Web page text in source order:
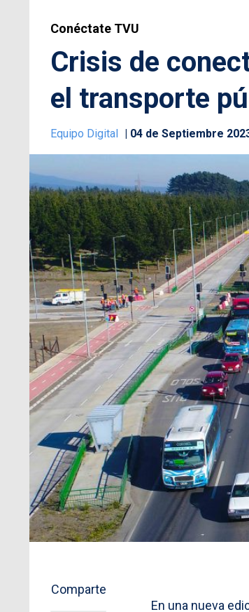
Conéctate TVU
Crisis de
el transporte
Equipo Digital 04 de Septiembre
Comparte
En una nueva